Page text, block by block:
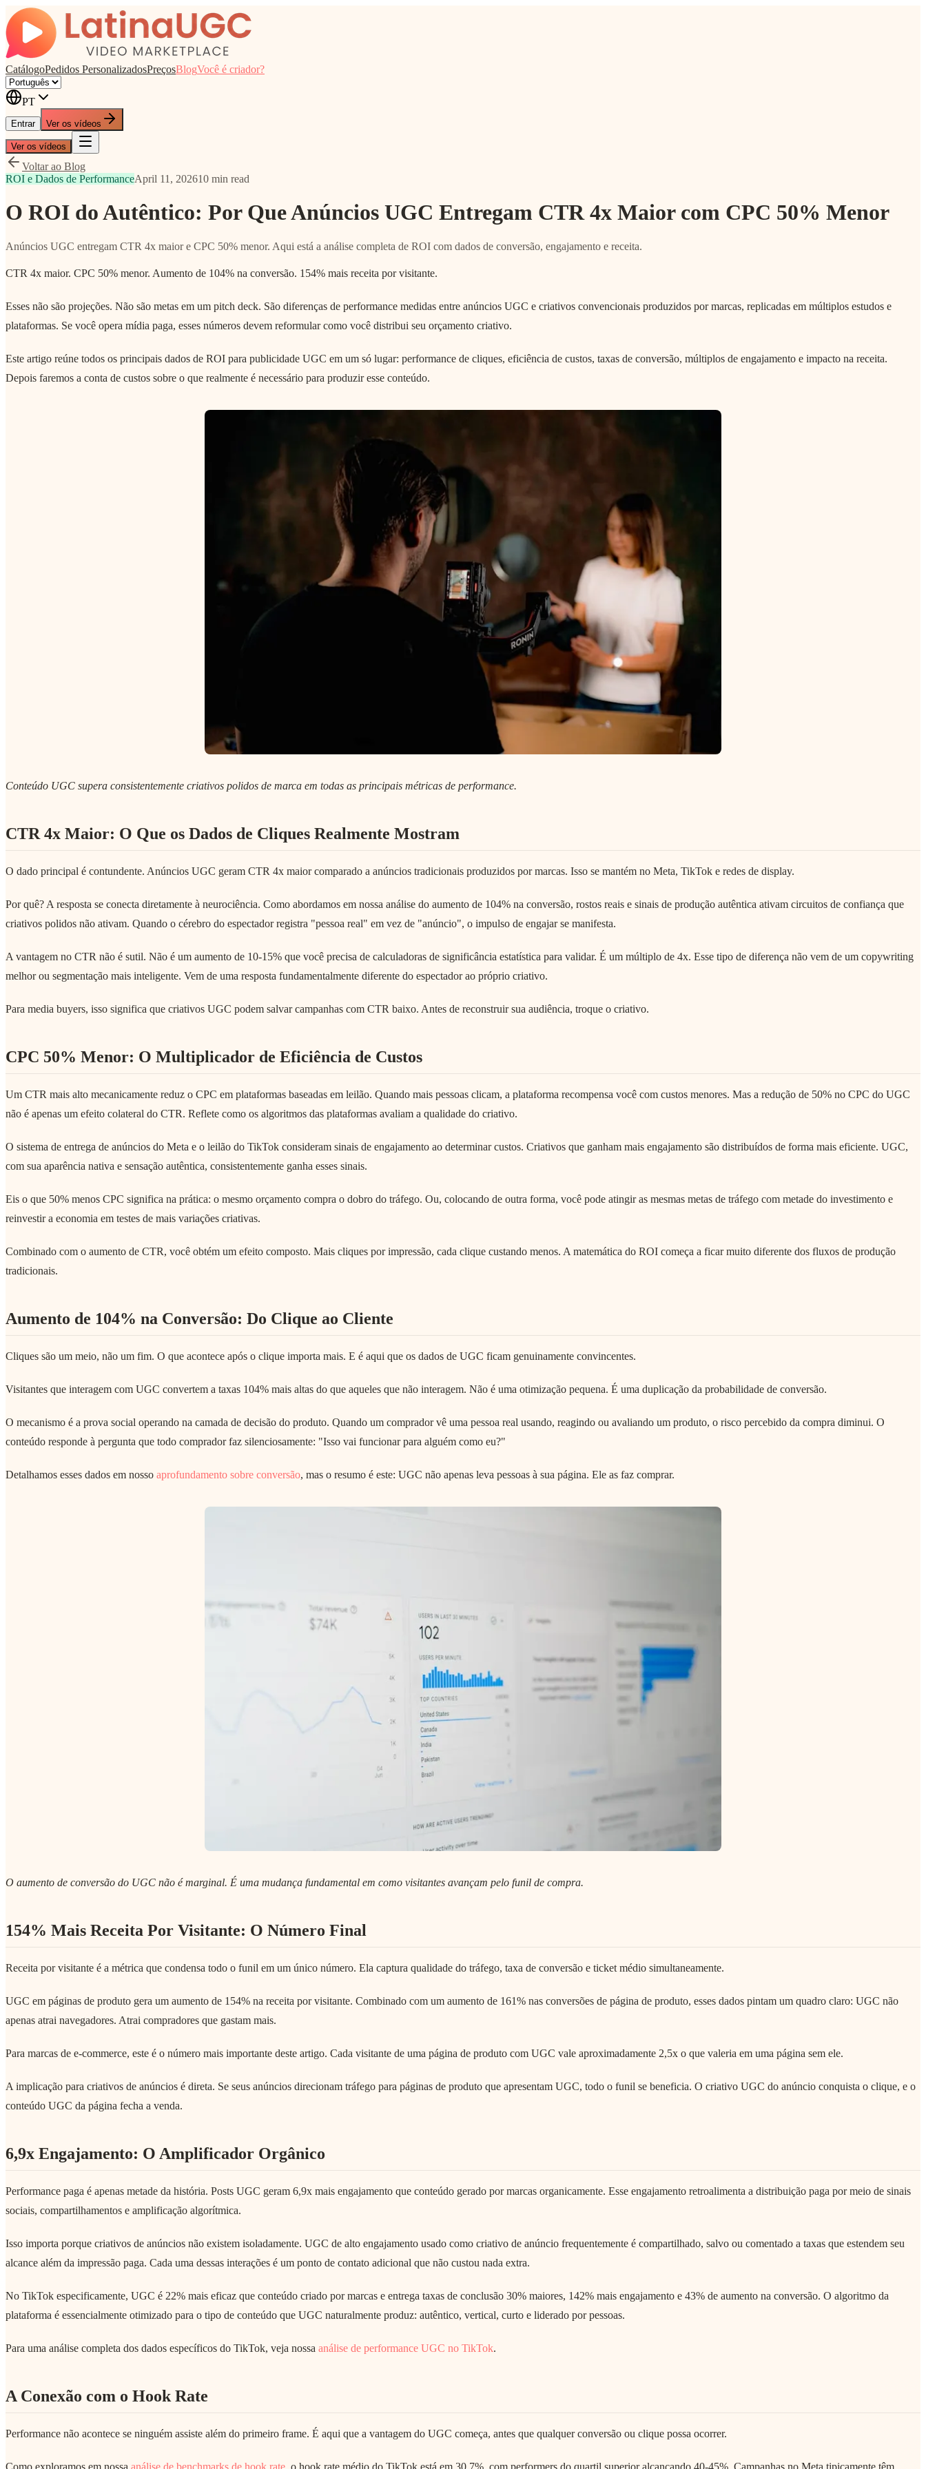
CatálogoPedidos PersonalizadosPreçosBlogVocê é criador?
PT
Entrar Ver os vídeos
Ver os vídeos
Voltar ao Blog
ROI e Dados de PerformanceApril 11, 202610 min read
O ROI do Autêntico: Por Que Anúncios UGC Entregam CTR 4x Maior com CPC 50% Menor
Anúncios UGC entregam CTR 4x maior e CPC 50% menor. Aqui está a análise completa de ROI com dados de conversão, engajamento e receita.
CTR 4x maior. CPC 50% menor. Aumento de 104% na conversão. 154% mais receita por visitante.
Esses não são projeções. Não são metas em um pitch deck. São diferenças de performance medidas entre anúncios UGC e criativos convencionais produzidos por marcas, replicadas em múltiplos estudos e
plataformas. Se você opera mídia paga, esses números devem reformular como você distribui seu orçamento criativo.
Este artigo reúne todos os principais dados de ROI para publicidade UGC em um só lugar: performance de cliques, eficiência de custos, taxas de conversão, múltiplos de engajamento e impacto na receita.
Depois faremos a conta de custos sobre o que realmente é necessário para produzir esse conteúdo.
Conteúdo UGC supera consistentemente criativos polidos de marca em todas as principais métricas de performance.
CTR 4x Maior: O Que os Dados de Cliques Realmente Mostram
O dado principal é contundente. Anúncios UGC geram CTR 4x maior comparado a anúncios tradicionais produzidos por marcas. Isso se mantém no Meta, TikTok e redes de display.
Por quê? A resposta se conecta diretamente à neurociência. Como abordamos em nossa análise do aumento de 104% na conversão, rostos reais e sinais de produção autêntica ativam circuitos de confiança que
criativos polidos não ativam. Quando o cérebro do espectador registra "pessoa real" em vez de "anúncio", o impulso de engajar se manifesta.
A vantagem no CTR não é sutil. Não é um aumento de 10-15% que você precisa de calculadoras de significância estatística para validar. É um múltiplo de 4x. Esse tipo de diferença não vem de um copywriting
melhor ou segmentação mais inteligente. Vem de uma resposta fundamentalmente diferente do espectador ao próprio criativo.
Para media buyers, isso significa que criativos UGC podem salvar campanhas com CTR baixo. Antes de reconstruir sua audiência, troque o criativo.
CPC 50% Menor: O Multiplicador de Eficiência de Custos
Um CTR mais alto mecanicamente reduz o CPC em plataformas baseadas em leilão. Quando mais pessoas clicam, a plataforma recompensa você com custos menores. Mas a redução de 50% no CPC do UGC
não é apenas um efeito colateral do CTR. Reflete como os algoritmos das plataformas avaliam a qualidade do criativo.
O sistema de entrega de anúncios do Meta e o leilão do TikTok consideram sinais de engajamento ao determinar custos. Criativos que ganham mais engajamento são distribuídos de forma mais eficiente. UGC,
com sua aparência nativa e sensação autêntica, consistentemente ganha esses sinais.
Eis o que 50% menos CPC significa na prática: o mesmo orçamento compra o dobro do tráfego. Ou, colocando de outra forma, você pode atingir as mesmas metas de tráfego com metade do investimento e
reinvestir a economia em testes de mais variações criativas.
Combinado com o aumento de CTR, você obtém um efeito composto. Mais cliques por impressão, cada clique custando menos. A matemática do ROI começa a ficar muito diferente dos fluxos de produção
tradicionais.
Aumento de 104% na Conversão: Do Clique ao Cliente
Cliques são um meio, não um fim. O que acontece após o clique importa mais. E é aqui que os dados de UGC ficam genuinamente convincentes.
Visitantes que interagem com UGC convertem a taxas 104% mais altas do que aqueles que não interagem. Não é uma otimização pequena. É uma duplicação da probabilidade de conversão.
O mecanismo é a prova social operando na camada de decisão do produto. Quando um comprador vê uma pessoa real usando, reagindo ou avaliando um produto, o risco percebido da compra diminui. O
conteúdo responde à pergunta que todo comprador faz silenciosamente: "Isso vai funcionar para alguém como eu?"
Detalhamos esses dados em nosso aprofundamento sobre conversão, mas o resumo é este: UGC não apenas leva pessoas à sua página. Ele as faz comprar.
O aumento de conversão do UGC não é marginal. É uma mudança fundamental em como visitantes avançam pelo funil de compra.
154% Mais Receita Por Visitante: O Número Final
Receita por visitante é a métrica que condensa todo o funil em um único número. Ela captura qualidade do tráfego, taxa de conversão e ticket médio simultaneamente.
UGC em páginas de produto gera um aumento de 154% na receita por visitante. Combinado com um aumento de 161% nas conversões de página de produto, esses dados pintam um quadro claro: UGC não
apenas atrai navegadores. Atrai compradores que gastam mais.
Para marcas de e-commerce, este é o número mais importante deste artigo. Cada visitante de uma página de produto com UGC vale aproximadamente 2,5x o que valeria em uma página sem ele.
A implicação para criativos de anúncios é direta. Se seus anúncios direcionam tráfego para páginas de produto que apresentam UGC, todo o funil se beneficia. O criativo UGC do anúncio conquista o clique, e o
conteúdo UGC da página fecha a venda.
6,9x Engajamento: O Amplificador Orgânico
Performance paga é apenas metade da história. Posts UGC geram 6,9x mais engajamento que conteúdo gerado por marcas organicamente. Esse engajamento retroalimenta a distribuição paga por meio de sinais
sociais, compartilhamentos e amplificação algorítmica.
Isso importa porque criativos de anúncios não existem isoladamente. UGC de alto engajamento usado como criativo de anúncio frequentemente é compartilhado, salvo ou comentado a taxas que estendem seu
alcance além da impressão paga. Cada uma dessas interações é um ponto de contato adicional que não custou nada extra.
No TikTok especificamente, UGC é 22% mais eficaz que conteúdo criado por marcas e entrega taxas de conclusão 30% maiores, 142% mais engajamento e 43% de aumento na conversão. O algoritmo da
plataforma é essencialmente otimizado para o tipo de conteúdo que UGC naturalmente produz: autêntico, vertical, curto e liderado por pessoas.
Para uma análise completa dos dados específicos do TikTok, veja nossa análise de performance UGC no TikTok.
A Conexão com o Hook Rate
Performance não acontece se ninguém assiste além do primeiro frame. É aqui que a vantagem do UGC começa, antes que qualquer conversão ou clique possa ocorrer.
Como exploramos em nossa análise de benchmarks de hook rate , o hook rate médio do TikTok está em 30,7%, com performers do quartil superior alcançando 40-45%. Campanhas no Meta tipicamente têm